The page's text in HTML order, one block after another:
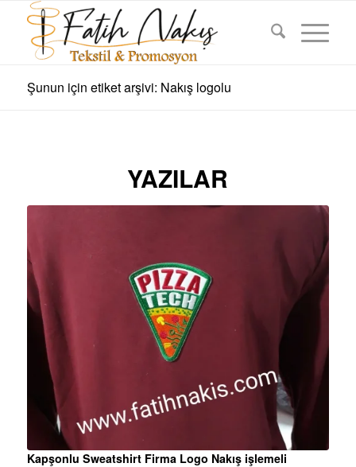
Şunun için etiket arşivi: Nakış logolu
YAZILAR
Kapşonlu Sweatshirt Firma Logo Nakış işlemeli